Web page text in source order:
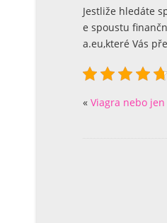
Jestliže hledáte
e spoustu
a.eu,které Vás
« Viagra nebo